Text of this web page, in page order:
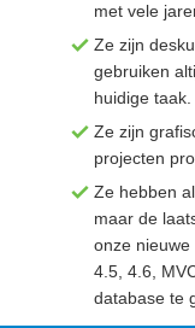
met vele
Ze zijn
gebruiken
huidige taak.
Ze zijn
projecten
Ze hebben
maar de
onze nieuwe
4.5, 4.6,
database te